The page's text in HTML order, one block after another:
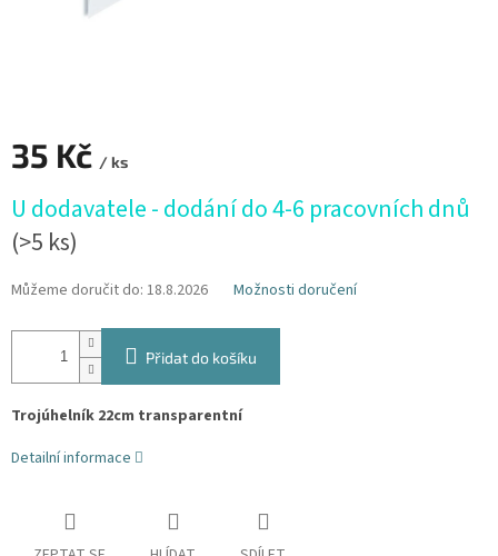
35 Kč / ks
cena:
U dodavatele - dodání do 4-6 pracovních dnů
(>5 ks)
Můžeme doručit do: 18.8.2026 Možnosti doručení
Přidat do košíku
Trojúhelník 22cm transparentní
Detailní informace